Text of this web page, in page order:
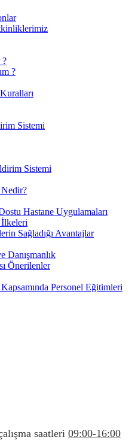
?
?
Sistemi
Sistemi
Hastane Uygulamaları
İlkeleri
Sağladığı Avantajlar
Danışmanlık
Önerilenler
Personel Eğitimleri
saatleri 09:00-16:00